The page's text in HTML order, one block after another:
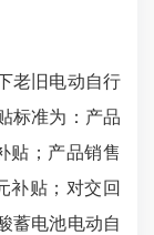
老旧电动自行
标准为：产品
贴；产品销售
补贴；对交回
蓄电池电动自